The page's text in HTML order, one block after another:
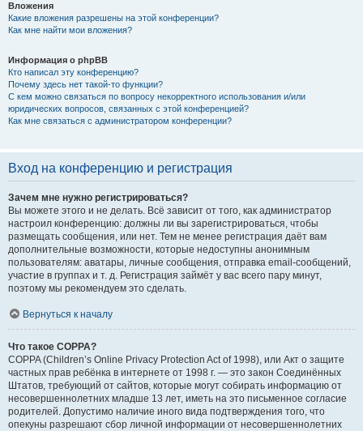
Вложения
Какие вложения разрешены на этой конференции?
Как мне найти мои вложения?
Информация о phpBB
Кто написал эту конференцию?
Почему здесь нет такой-то функции?
С кем можно связаться по вопросу некорректного использования и/или
юридических вопросов, связанных с этой конференцией?
Как мне связаться с администратором конференции?
Вход на конференцию и регистрация
Зачем мне нужно регистрироваться?
Вы можете этого и не делать. Всё зависит от того, как администратор
настроил конференцию: должны ли вы зарегистрироваться, чтобы
размещать сообщения, или нет. Тем не менее регистрация даёт вам
дополнительные возможности, которые недоступны анонимным
пользователям: аватары, личные сообщения, отправка email-сообщений,
участие в группах и т. д. Регистрация займёт у вас всего пару минут,
поэтому мы рекомендуем это сделать.
Вернуться к началу
Что такое COPPA?
COPPA (Children’s Online Privacy Protection Act of 1998), или Акт о защите
частных прав ребёнка в интернете от 1998 г. — это закон Соединённых
Штатов, требующий от сайтов, которые могут собирать информацию от
несовершеннолетних младше 13 лет, иметь на это письменное согласие
родителей. Допустимо наличие иного вида подтверждения того, что
опекуны разрешают сбор личной информации от несовершеннолетних